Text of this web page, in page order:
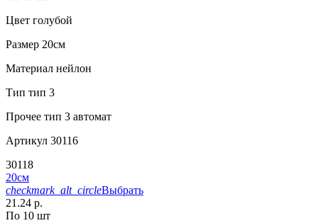
Цвет голубой
Размер 20см
Материал нейлон
Тип тип 3
Прочее тип 3 автомат
Артикул 30116
30118
20см
checkmark_alt_circleВыбрать
21.24 р.
По 10 шт